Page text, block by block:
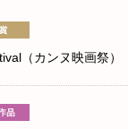
（カンヌ映画祭）